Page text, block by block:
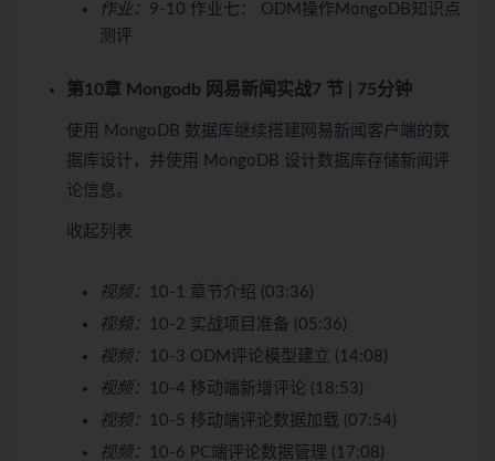
作业： 9-10 作业七： ODM操作MongoDB知识点
测评
第10章 Mongodb 网易新闻实战7 节 | 75分钟
使用 MongoDB 数据库继续搭建网易新闻客户端的数
据库设计，并使用 MongoDB 设计数据库存储新闻评
论信息。
收起列表
视频：
10-1 章节介绍 (03:36)
视频：
10-2 实战项目准备 (05:36)
视频：
10-3 ODM评论模型建立 (14:08)
视频：
10-4 移动端新增评论 (18:53)
视频：
10-5 移动端评论数据加载 (07:54)
视频：
10-6 PC端评论数据管理 (17:08)